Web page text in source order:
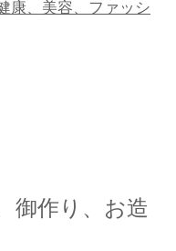
康、美容、ファッシ
御作り、お造